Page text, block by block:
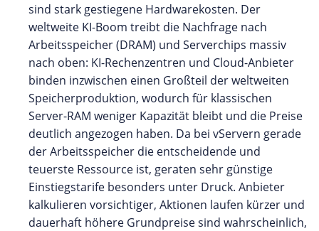
sind stark gestiegene Hardwarekosten. Der
weltweite KI-Boom treibt die Nachfrage nach
Arbeitsspeicher (DRAM) und Serverchips massiv
nach oben: KI-Rechenzentren und Cloud-Anbieter
binden inzwischen einen Großteil der weltweiten
Speicherproduktion, wodurch für klassischen
Server-RAM weniger Kapazität bleibt und die Preise
deutlich angezogen haben. Da bei vServern gerade
der Arbeitsspeicher die entscheidende und
teuerste Ressource ist, geraten sehr günstige
Einstiegstarife besonders unter Druck. Anbieter
kalkulieren vorsichtiger, Aktionen laufen kürzer und
dauerhaft höhere Grundpreise sind wahrscheinlich,